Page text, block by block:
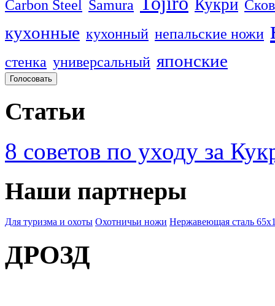
Carbon Steel Samura Кукри
кухонные кухонный непальские ножи
стенка универсальный японские
Статьи
8 советов по уходу за
Наши партнеры
Для туризма и охоты Охотничьи ножи Нержавеющая сталь
ДРОЗД